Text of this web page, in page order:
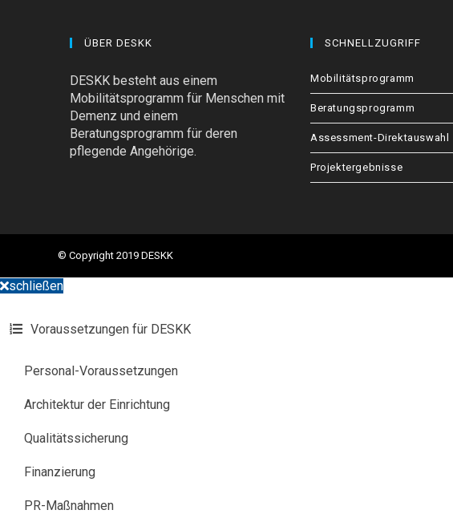
ÜBER DESKK
DESKK besteht aus einem
Mobilitätsprogramm für Menschen mit
Demenz und einem
Beratungsprogramm für deren
pflegende Angehörige.
SCHNELLZUGRIFF
Mobilitätsprogramm
Beratungsprogramm
Assessment-Direktauswahl
Projektergebnisse
© Copyright 2019 DESKK
schließen
Voraussetzungen für DESKK
Personal-Voraussetzungen
Architektur der Einrichtung
Qualitätssicherung
Finanzierung
PR-Maßnahmen